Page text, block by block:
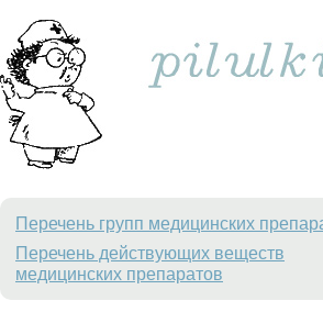
Перечень групп медицинских
Перечень действующих веществ
медицинских препаратов